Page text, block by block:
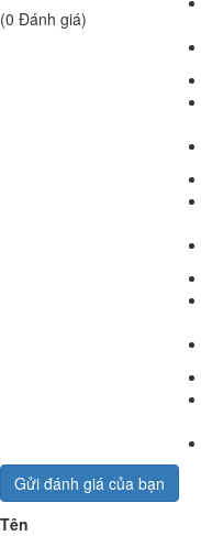
(0 Đánh giá)
Gửi đánh giá của bạn
Tên